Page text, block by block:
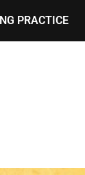
PRACTICE